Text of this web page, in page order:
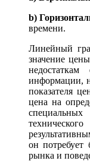
b)
времени.
Линейный
значение
недостаткам
информации,
показателя
цена на
специальных
он потребует
рынка и